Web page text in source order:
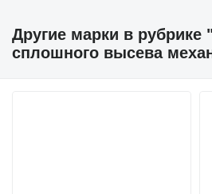
Другие марки в рубрике
сплошного высева